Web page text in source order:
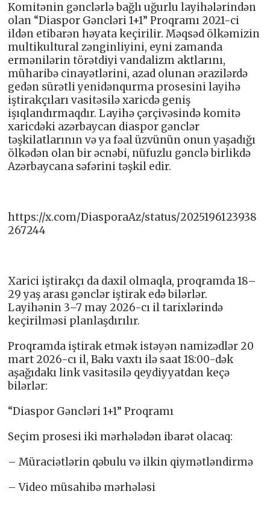
Komitənin gənclərlə bağlı uğurlu layihələrindən
olan “Diaspor Gəncləri 1+1” Proqramı 2021-ci
ildən etibarən həyata keçirilir. Məqsəd ölkəmizin
multikultural zənginliyini, eyni zamanda
ermənilərin törətdiyi vandalizm aktlarını,
müharibə cinayətlərini, azad olunan ərazilərdə
gedən sürətli yenidənqurma prosesini layihə
iştirakçıları vasitəsilə xaricdə geniş
işıqlandırmaqdır. Layihə çərçivəsində komitə
xaricdəki azərbaycan diaspor gənclər
təşkilatlarının və ya fəal üzvünün onun yaşadığı
ölkədən olan bir əcnəbi, nüfuzlu gənclə birlikdə
Azərbaycana səfərini təşkil edir.
https://x.com/DiasporaAz/status/2025196123938
267244
Xarici iştirakçı da daxil olmaqla, proqramda 18–
29 yaş arası gənclər iştirak edə bilərlər.
Layihənin 3–7 may 2026-cı il tarixlərində
keçirilməsi planlaşdırılır.
Proqramda iştirak etmək istəyən namizədlər 20
mart 2026-cı il, Bakı vaxtı ilə saat 18:00-dək
aşağıdakı link vasitəsilə qeydiyyatdan keçə
bilərlər:
“Diaspor Gəncləri 1+1” Proqramı
Seçim prosesi iki mərhələdən ibarət olacaq:
– Müraciətlərin qəbulu və ilkin qiymətləndirmə
– Video müsahibə mərhələsi